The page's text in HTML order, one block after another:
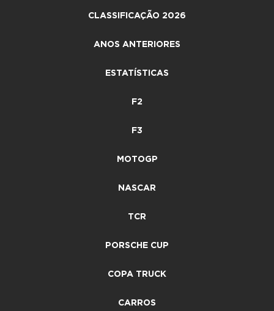
CLASSIFICAÇÃO 2026
ANOS ANTERIORES
ESTATÍSTICAS
F2
F3
MOTOGP
NASCAR
TCR
PORSCHE CUP
COPA TRUCK
CARROS